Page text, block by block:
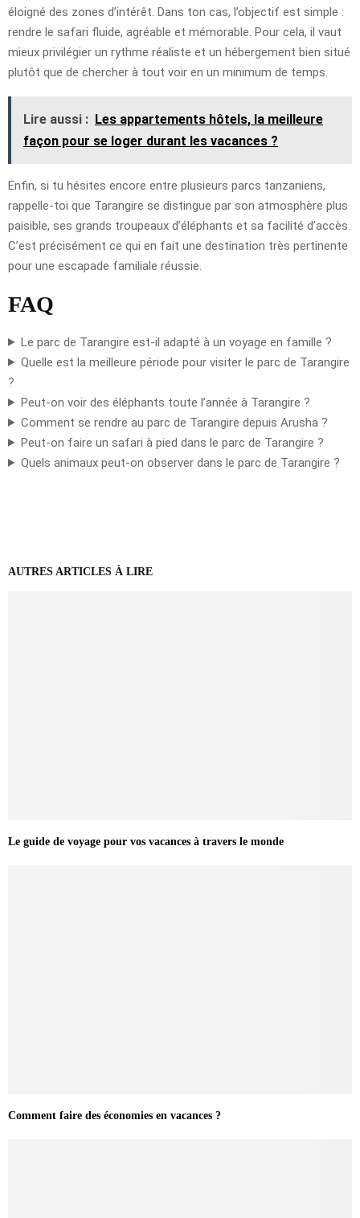
éloigné des zones d’intérêt. Dans ton cas, l’objectif est simple :
rendre le safari fluide, agréable et mémorable. Pour cela, il vaut
mieux privilégier un rythme réaliste et un hébergement bien situé
plutôt que de chercher à tout voir en un minimum de temps.
Lire aussi : Les appartements hôtels, la meilleure
façon pour se loger durant les vacances ?
Enfin, si tu hésites encore entre plusieurs parcs tanzaniens,
rappelle-toi que Tarangire se distingue par son atmosphère plus
paisible, ses grands troupeaux d’éléphants et sa facilité d’accès.
C’est précisément ce qui en fait une destination très pertinente
pour une escapade familiale réussie.
FAQ
Le parc de Tarangire est-il adapté à un voyage en famille ?
Quelle est la meilleure période pour visiter le parc de Tarangire
?
Peut-on voir des éléphants toute l’année à Tarangire ?
Comment se rendre au parc de Tarangire depuis Arusha ?
Peut-on faire un safari à pied dans le parc de Tarangire ?
Quels animaux peut-on observer dans le parc de Tarangire ?
AUTRES ARTICLES À LIRE
Le guide de voyage pour vos vacances à travers le monde
Comment faire des économies en vacances ?